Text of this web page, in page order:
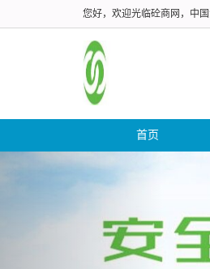
您好，欢迎光临砼商网，中
首页